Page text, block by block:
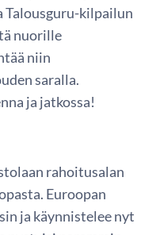
Talousguru-kilpailun
nuorille
niin
saralla.
ja jatkossa!
rahoitusalan
Euroopan
ja käynnistelee nyt